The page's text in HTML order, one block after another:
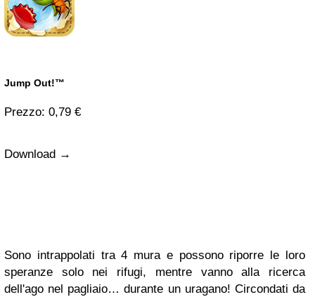
Jump Out!™
Prezzo: 0,79 €
Download →
Sono intrappolati tra 4 mura e possono riporre le loro
speranze solo nei rifugi, mentre vanno alla ricerca
dell'ago nel pagliaio… durante un uragano! Circondati da